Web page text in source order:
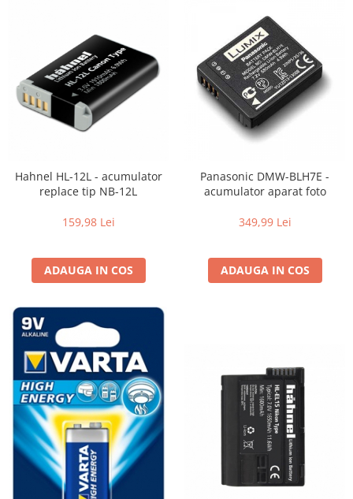
Carucioare trepied (Dolly)
Placute cap trepied
Huse trepied / stativ lumini
Sina Focus pentru Macro
Accesorii trepiede si monopiede
Studio/Lumini si accesorii
Blitz-uri studio
Blitz-uri mobile, cu acumulatori
Accesorii Blitz-uri studio
Stative/boom-uri pentru lumini
Cleme blitz fasung lumina, spigoti
Fundaluri
Suporti pentru fundaluri
Blende
Umbrele
Corturi si mese pt. fotografia de
produs
Hahnel HL-12L - acumulator
replace tip NB-12L
159,98 Lei
ADAUGA IN COS
Panasonic DMW-BLH7E -
acumulator aparat foto
349,99 Lei
ADAUGA IN COS